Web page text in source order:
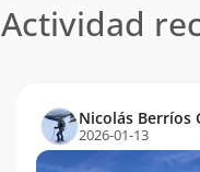
Actividad
Nicolás Berríos
2026-01-13